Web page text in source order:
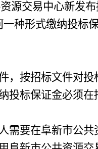
源交易中心新发
种形式缴纳投标
，按招标文件对
投标保证金必须
需要在阜新市公